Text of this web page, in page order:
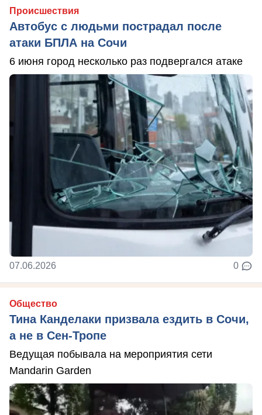
Происшествия
Автобус с людьми пострадал после
атаки БПЛА на Сочи
6 июня город несколько раз подвергался атаке
07.06.2026 0
Общество
Тина Канделаки призвала ездить в Сочи,
а не в Сен-Тропе
Ведущая побывала на мероприятия сети
Mandarin Garden